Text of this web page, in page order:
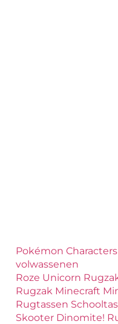
Pokémon
volwassenen
Roze Unicorn
Rugzak Minecraft
Rugtassen
Skooter Dinomite!